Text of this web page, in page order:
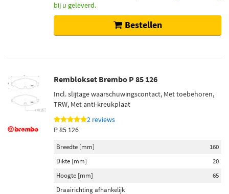
Toon meer
Voorraad
Niet op voorraad (6564)
Op voorraad (5540)
bij u geleverd.
Bestellen
Remblokset Brembo P 85 126
Incl. slijtage waarschuwingscontact, Met toebehoren,
TRW, Met anti-kreukplaat
2 reviews
P 85 126
Breedte [mm]
160
Dikte [mm]
20
Hoogte [mm]
65
Draairichting afhankelijk